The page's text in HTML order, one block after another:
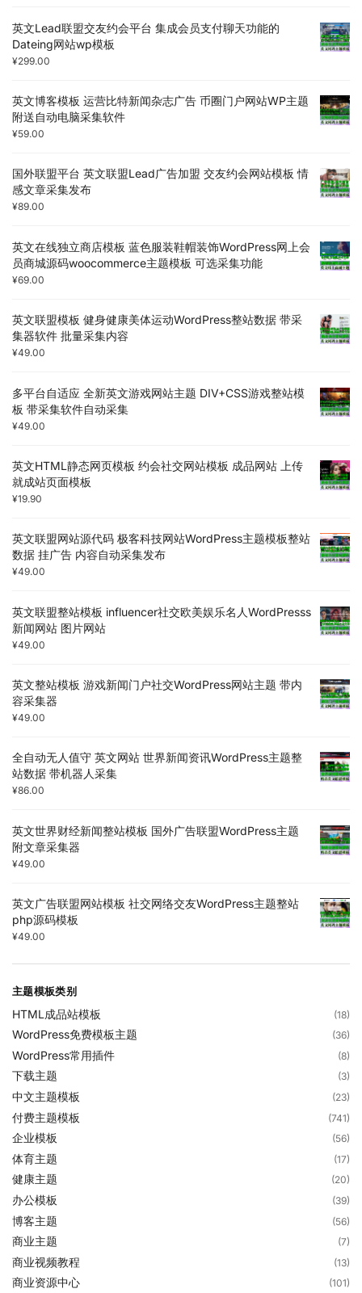
英文Lead联盟交友约会平台 集成会员支付聊天功能的
Dateing网站wp模板
¥299.00
英文博客模板 运营比特新闻杂志广告 币圈门户网站WP主题
附送自动电脑采集软件
¥59.00
国外联盟平台 英文联盟Lead广告加盟 交友约会网站模板 情
感文章采集发布
¥89.00
英文在线独立商店模板 蓝色服装鞋帽装饰WordPress网上会
员商城源码woocommerce主题模板 可选采集功能
¥69.00
英文联盟模板 健身健康美体运动WordPress整站数据 带采
集器软件 批量采集内容
¥49.00
多平台自适应 全新英文游戏网站主题 DIV+CSS游戏整站模
板 带采集软件自动采集
¥49.00
英文HTML静态网页模板 约会社交网站模板 成品网站 上传
就成站页面模板
¥19.90
英文联盟网站源代码 极客科技网站WordPress主题模板整站
数据 挂广告 内容自动采集发布
¥49.00
英文联盟整站模板 influencer社交欧美娱乐名人WordPresss
新闻网站 图片网站
¥49.00
英文整站模板 游戏新闻门户社交WordPress网站主题 带内
容采集器
¥49.00
全自动无人值守 英文网站 世界新闻资讯WordPress主题整
站数据 带机器人采集
¥86.00
英文世界财经新闻整站模板 国外广告联盟WordPress主题
附文章采集器
¥49.00
英文广告联盟网站模板 社交网络交友WordPress主题整站
php源码模板
¥49.00
主题模板类别
HTML成品站模板 (18)
WordPress免费模板主题 (36)
WordPress常用插件 (8)
下载主题 (3)
中文主题模板 (23)
付费主题模板 (741)
企业模板 (56)
体育主题 (17)
健康主题 (20)
办公模板 (39)
博客主题 (56)
商业主题 (7)
商业视频教程 (13)
商业资源中心 (101)